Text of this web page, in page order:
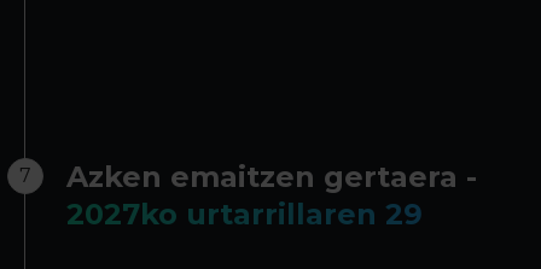
7
Azken emaitzen gertaera -
2027ko urtarrillaren 29